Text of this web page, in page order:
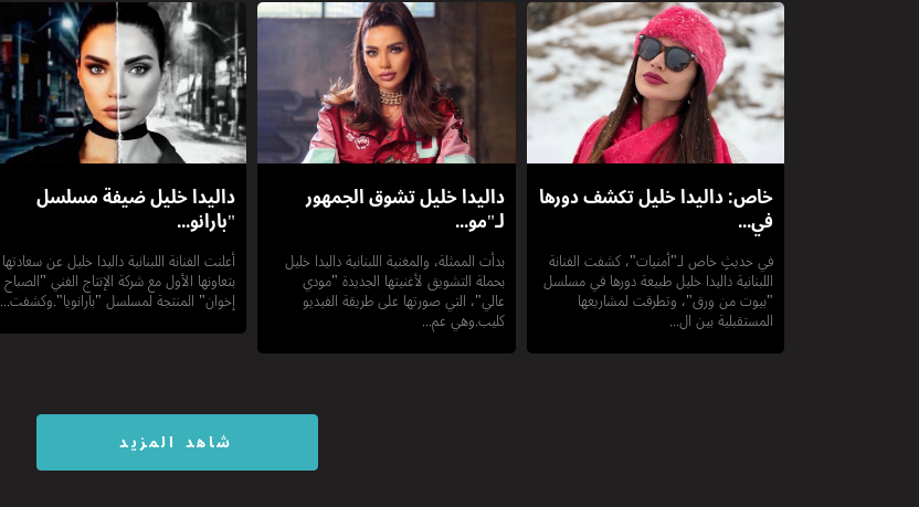
خاص: داليدا خليل تكشف دورها
في...
في حديثٍ خاص لـ"أمنيات"، كشفت الفنانة
اللبنانية داليدا خليل طبيعة دورها في مسلسل
"بيوت من ورق"، وتطرقت لمشاريعها
المستقبلية بين ال...
داليدا خليل تشوق الجمهور
لـ"مو...
بدأت الممثلة، والمغنية اللبنانية داليدا خليل
بحملة التشويق لأغنيتها الجديدة "مودي
عالي"، التي صورتها على طريقة الفيديو
كليب.وهي عم...
داليدا خليل ضيفة مسلسل
"بارانو...
أعلنت الفنانة اللبنانية داليدا خليل عن سعادتها
بتعاونها الأول مع شركة الإنتاج الفني "الصباح
إخوان" المنتجة لمسلسل "بارانويا".وكشفت...
شاهد المزيد